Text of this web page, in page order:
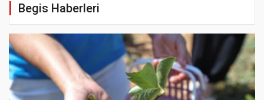
Begis Haberleri